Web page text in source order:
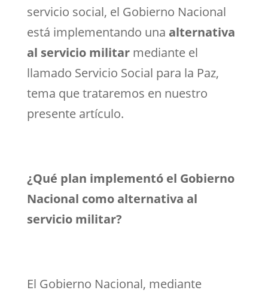
servicio social, el Gobierno Nacional
está implementando una alternativa
al servicio militar mediante el
llamado Servicio Social para la Paz,
tema que trataremos en nuestro
presente artículo.
¿Qué plan implementó el Gobierno
Nacional como alternativa al
servicio militar?
El Gobierno Nacional, mediante